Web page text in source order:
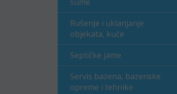
Rušenje i uklanjanje
objekata, kuće
Septičke jame
Servis bazena, bazenske
opreme i tehnike